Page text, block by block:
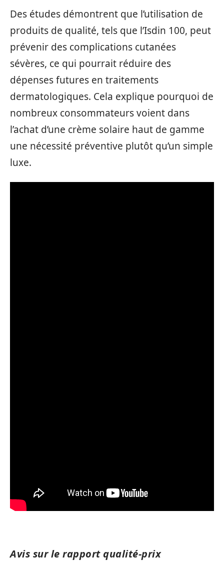
Des études démontrent que l’utilisation de
produits de qualité, tels que l’Isdin 100, peut
prévenir des complications cutanées
sévères, ce qui pourrait réduire des
dépenses futures en traitements
dermatologiques. Cela explique pourquoi de
nombreux consommateurs voient dans
l’achat d’une crème solaire haut de gamme
une nécessité préventive plutôt qu’un simple
luxe.
Avis sur le rapport qualité-prix